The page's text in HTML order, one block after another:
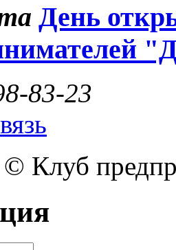
День
83-23
Клуб